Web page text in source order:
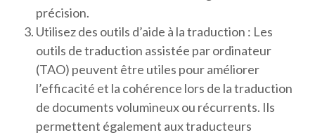
précision.
Utilisez des outils d’aide à la traduction : Les
outils de traduction assistée par ordinateur
(TAO) peuvent être utiles pour améliorer
l’efficacité et la cohérence lors de la traduction
de documents volumineux ou récurrents. Ils
permettent également aux traducteurs